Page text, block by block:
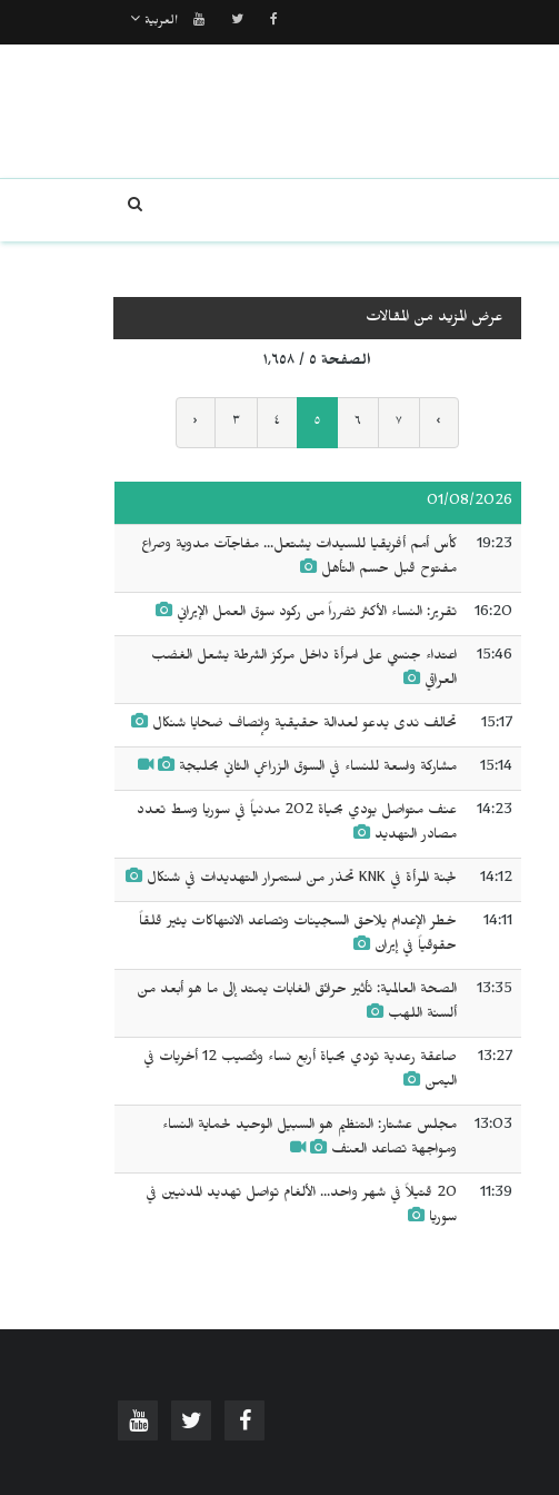
العربية
عرض المزيد من المقالات
الصفحة ٥ / ١٬٦٥٨
‹ ٣ ٤ ٥ ٦ ٧ ›
01/08/2026
19:23
كأس أمم أفريقيا للسيدات يشتعل... مفاجآت مدوية وصراع
مفتوح قبل حسم التأهل
16:20 تقرير: النساء الأكثر تضرراً من ركود سوق العمل الإيراني
15:46
اعتداء جنسي على امرأة داخل مركز الشرطة يشعل الغضب
العراقي
15:17 تحالف ندى يدعو لعدالة حقيقية وإنصاف ضحايا شنكال
15:14 مشاركة واسعة للنساء في السوق الزراعي الثاني بحلبجة
14:23
عنف متواصل يودي بحياة 202 مدنياً في سوريا وسط تعدد
مصادر التهديد
14:12 لجنة المرأة في KNK تحذر من استمرار التهديدات في شنكال
14:11
خطر الإعدام يلاحق السجينات وتصاعد الانتهاكات يثير قلقاً
حقوقياً في إيران
13:35
الصحة العالمية: تأثير حرائق الغابات يمتد إلى ما هو أبعد من
ألسنة اللهب
13:27
صاعقة رعدية تودي بحياة أربع نساء وتُصيب 12 أخريات في
اليمن
13:03
مجلس عشتار: التنظيم هو السبيل الوحيد لحماية النساء
ومواجهة تصاعد العنف
11:39
20 قتيلاً في شهر واحد... الألغام تواصل تهديد المدنيين في
سوريا